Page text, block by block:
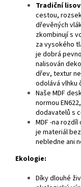
Tradiční
cestou,
dřevěných
zkombinují s
za vysokého
je dobrá
nalisován
dřev, textur
odolává vlhku
Naše MDF
normou
dodavatelů s
MDF -na
je materiál
nebledne ani
Ekologie:
Díky dlouhé